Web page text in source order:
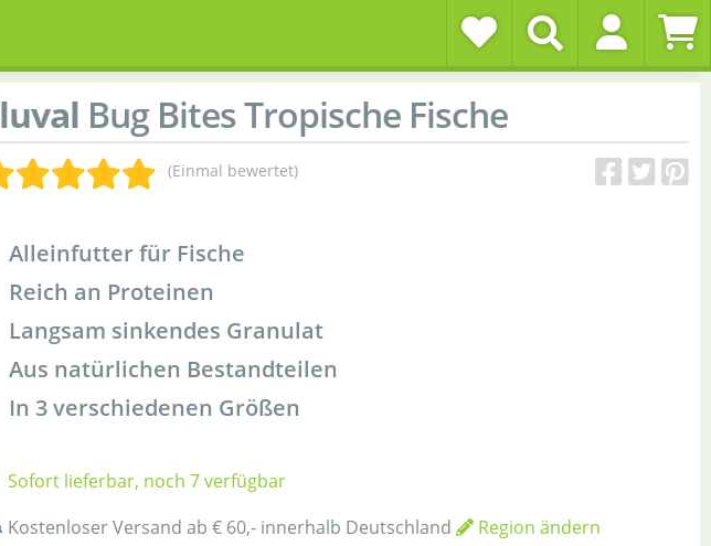
Bug Bites Tropische Fische
(Einmal bewertet)
Alleinfutter für Fische
Reich an Proteinen
Langsam sinkendes Granulat
Aus natürlichen Bestandteilen
In 3 verschiedenen Größen
Sofort lieferbar, noch 7 verfügbar
Kostenloser Versand ab € 60,- innerhalb Deutschland
Region ändern